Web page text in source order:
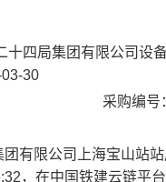
十四局集团有限公司设
30
编号
团有限公司上海宝山站站
，在中国铁建云链平